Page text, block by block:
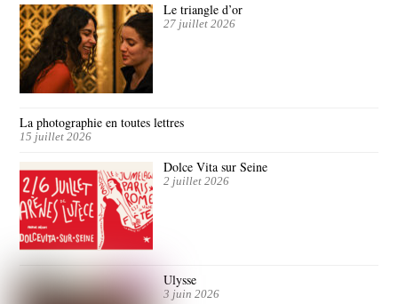
Le triangle d’or
27 juillet 2026
La photographie en toutes lettres
15 juillet 2026
Dolce Vita sur Seine
2 juillet 2026
Ulysse
3 juin 2026